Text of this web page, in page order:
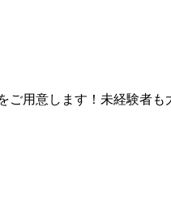
用意します！未経験者